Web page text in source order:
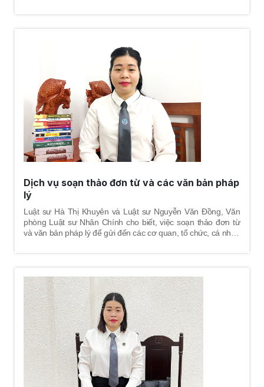
khoản giữa các bên tham gia hợp đồng cần phải quy định rõ
ràng, cụ thể, chặt chẽ nhằm hạn chế tới mức thấp nhất các
rủi ro pháp lý về sau và phát sinh tranh chấp về sau; đặc biệt
tránh hợp đồng bị vô hiệu.
Dịch vụ soạn thảo đơn từ và các văn bản pháp
lý
Luật sư Hà Thị Khuyên và Luật sư Nguyễn Văn Đồng, Văn
phòng Luật sư Nhân Chính cho biết, việc soạn thảo đơn từ
và văn bản pháp lý để gửi đến các cơ quan, tổ chức, cá nhân
giải quyết các phản ánh của người viết đơn.